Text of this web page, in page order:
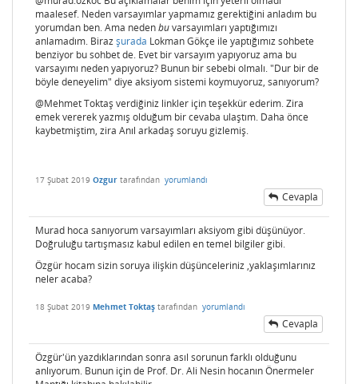
maalesef. Neden varsayımlar yapmamız gerektiğini anladım bu
yorumdan ben. Ama nedenbuvarsayımları yaptığımızı
anlamadım. Birazşurada Lokman Gökçe ile yaptığımız sohbete
benziyor bu sohbet de. Evet bir varsayım yapıyoruz ama bu
varsayımı neden yapıyoruz? Bunun bir sebebi olmalı. "Dur bir de
böyle deneyelim" diye aksiyom sistemi koymuyoruz, sanıyorum?
@Mehmet Toktaş verdiğiniz linkler için teşekkür ederim. Zira
emek vererek yazmış olduğum bir cevaba ulaştım. Daha önce
kaybetmiştim, zira Anıl arkadaş soruyu gizlemiş.
17 Şubat 2019 Ozgur tarafından yorumlandı
Cevapla
Murad hoca sanıyorum varsayımları aksiyom gibi düşünüyor.
Doğruluğu tartışmasız kabul edilen en temel bilgiler gibi.
Özgür hocam sizin soruya ilişkin düşünceleriniz ,yaklaşımlarınız
neler acaba?
18 Şubat 2019 Mehmet Toktaş tarafından yorumlandı
Cevapla
Özgür'ün yazdıklarından sonra asıl sorunun farklı olduğunu
anlıyorum. Bunun için de Prof. Dr. Ali Nesin hocanın Önermeler